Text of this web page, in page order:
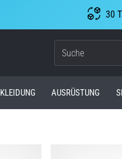
30
KLEIDUNG AUSRÜSTUNG